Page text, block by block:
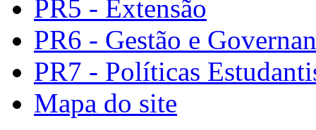
PR5 - Extensão
PR6 - Gestão e
PR7 - Políticas
Mapa do site